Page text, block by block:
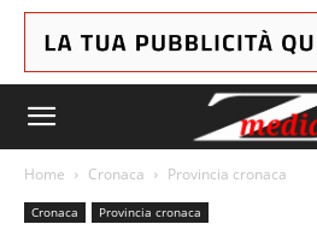
Home Cronaca Provincia cronaca
Cronaca Provincia cronaca